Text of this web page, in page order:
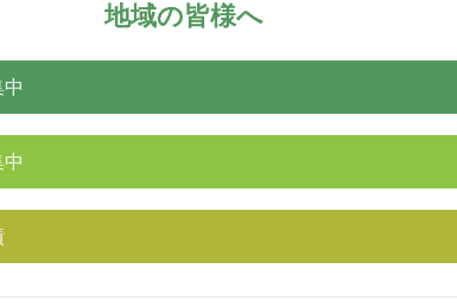
地域の皆様へ